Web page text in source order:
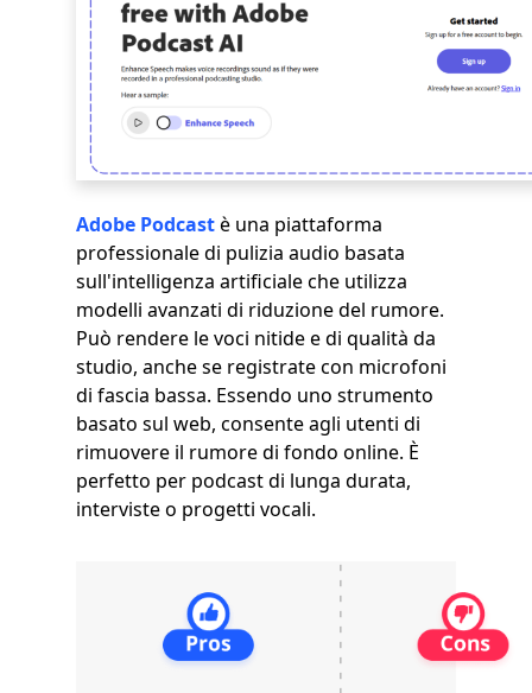
Adobe Podcastè una piattaforma
professionale di pulizia audio basata
sull'intelligenza artificiale che utilizza
modelli avanzati di riduzione del rumore.
Può rendere le voci nitide e di qualità da
studio, anche se registrate con microfoni
di fascia bassa. Essendo uno strumento
basato sul web, consente agli utenti di
rimuovere il rumore di fondo online. È
perfetto per podcast di lunga durata,
interviste o progetti vocali.